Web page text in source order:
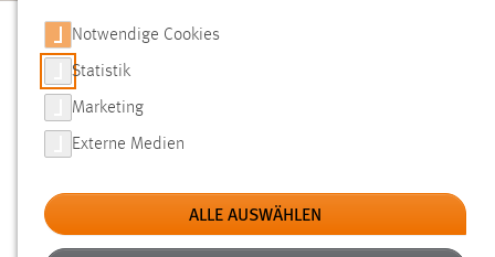
SUCHE
FILTER
Typ
Notwendige Cookies
Statistik
Marketing
Externe Medien
ALLE AUSWÄHLEN